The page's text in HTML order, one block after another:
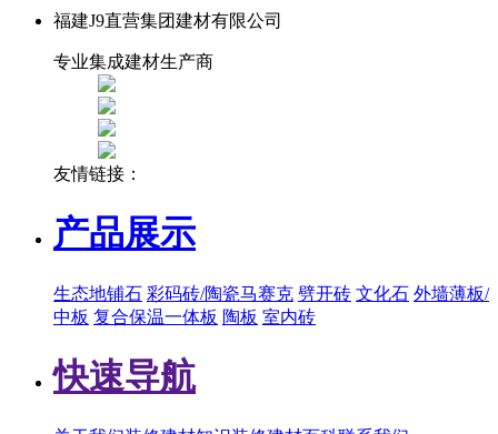
福建J9直营集团建材有限公司
专业集成建材生产商
友情链接：
产品展示
生态地铺石 彩码砖/陶瓷马赛克 劈开砖 文化石 外墙薄板/
中板 复合保温一体板 陶板 室内砖
快速导航